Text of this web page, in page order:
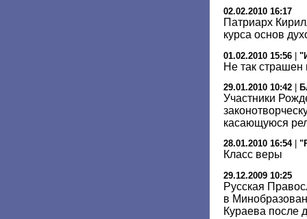
02.02.2010 16:17
Патриарх
курса основ
01.02.2010 15:56 |
Не так страшен
29.01.2010 10:42
Участники
касающуюся
28.01.2010 16:54|
Класс веры
29.12.2009 10:25
Русская
в
Кураева после